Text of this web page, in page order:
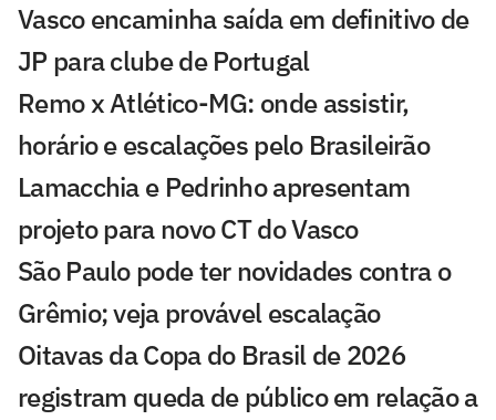
Vasco encaminha saída em definitivo de
JP para clube de Portugal
Remo x Atlético-MG: onde assistir,
horário e escalações pelo Brasileirão
Lamacchia e Pedrinho apresentam
projeto para novo CT do Vasco
São Paulo pode ter novidades contra o
Grêmio; veja provável escalação
Oitavas da Copa do Brasil de 2026
registram queda de público em relação a